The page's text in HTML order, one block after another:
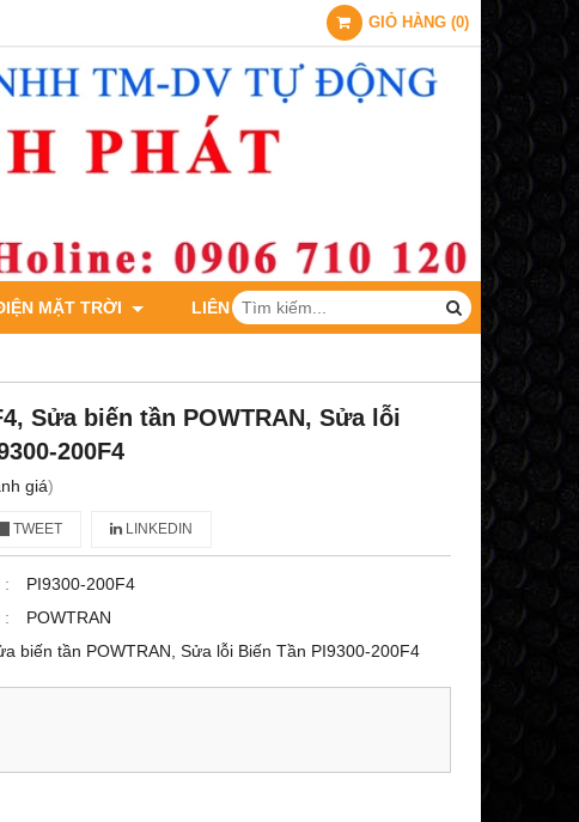
GIỎ HÀNG (0)
MẶT TRỜI LIÊN HỆ
Sửa biến tần POWTRAN, Sửa lỗi
200F4
giá)
TWEET LINKEDIN
:
PI9300-200F4
:
POWTRAN
biến tần POWTRAN, Sửa lỗi Biến Tần PI9300-200F4